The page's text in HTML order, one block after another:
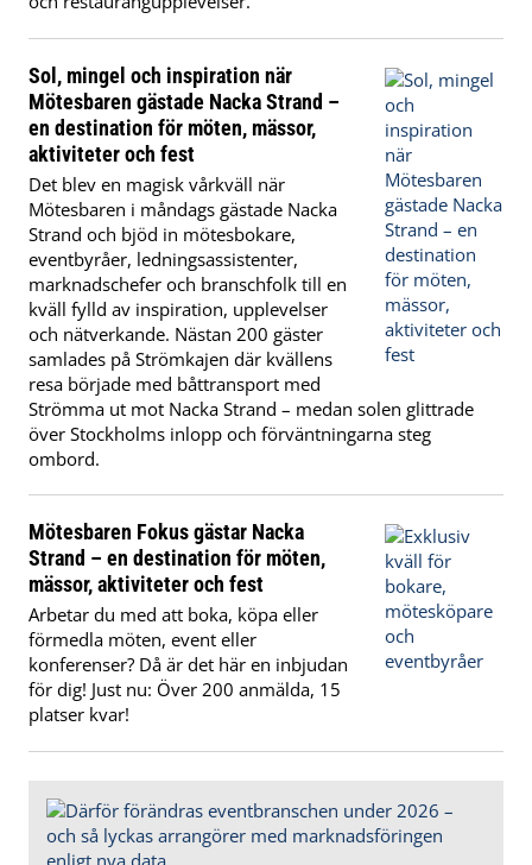
Sol, mingel och inspiration när
Mötesbaren gästade Nacka Strand –
en destination för möten, mässor,
aktiviteter och fest
Det blev en magisk vårkväll när
Mötesbaren i måndags gästade Nacka
Strand och bjöd in mötesbokare,
eventbyråer, ledningsassistenter,
marknadschefer och branschfolk till en
kväll fylld av inspiration, upplevelser
och nätverkande. Nästan 200 gäster
samlades på Strömkajen där kvällens
resa började med båttransport med
Strömma ut mot Nacka Strand – medan solen glittrade
över Stockholms inlopp och förväntningarna steg
ombord.
Mötesbaren Fokus gästar Nacka
Strand – en destination för möten,
mässor, aktiviteter och fest
Arbetar du med att boka, köpa eller
förmedla möten, event eller
konferenser? Då är det här en inbjudan
för dig! Just nu: Över 200 anmälda, 15
platser kvar!